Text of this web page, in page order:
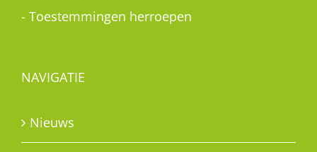
- Toestemmingen herroepen
NAVIGATIE
Nieuws